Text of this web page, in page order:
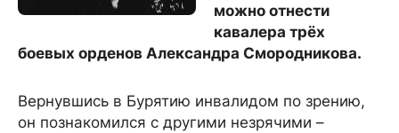
можно отнести
кавалера трёх
боевых орденов Александра Смородникова.
Вернувшись в Бурятию инвалидом по зрению,
он познакомился с другими незрячими –